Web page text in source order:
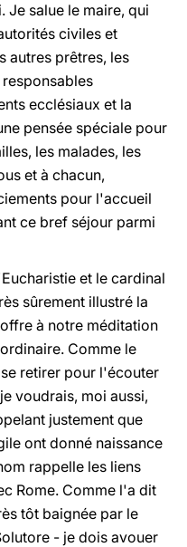
Je salue le maire, qui
civiles et
autres prêtres, les
ecclésiaux et la
pensée spéciale pour
les malades, les
et à chacun,
pour l'accueil
ce bref séjour parmi
et le cardinal
sûrement illustré la
à notre méditation
Comme le
retirer pour l'écouter
voudrais, moi aussi,
justement que
ont donné naissance
rappelle les liens
Rome. Comme l'a dit
tôt baignée par le
- je dois avouer